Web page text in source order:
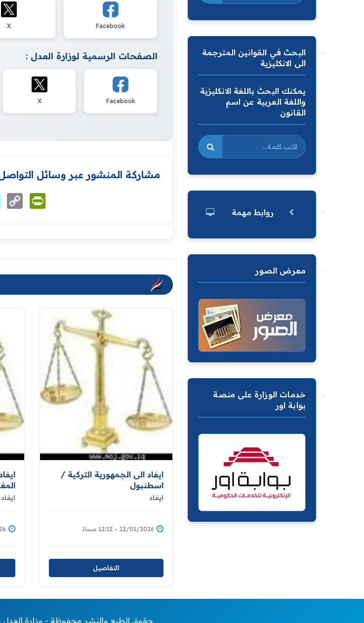
Facebook
X
الصفحات الرسمية لوزارة العدل :
Facebook
X
مشاركة المنشور عبر وسائل
Messenger
Copy
Link
ايفاد
ايفاد الى الجمهورية التركية /
اسطنبول
ايفاد
12/01/2026 - 12:12 مساءً
التفاصيل
البحث في القوانين المترجمة
الى الانكليزية
يمكنك البحث باللغة الانكليزية
واللغة العربية عن اسم
القانون
روابط مهمة
معرض الصور
خدمات الوزارة على منصة
بوابة اور
© 2026 حقوق الطبع والنشر محفوظة - وزارة